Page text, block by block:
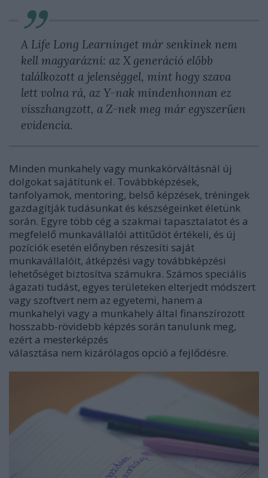
A Life Long Learninget már senkinek nem
kell magyarázni: az X generáció előbb
találkozott a jelenséggel, mint hogy szava
lett volna rá, az Y-nak mindenhonnan ez
visszhangzott, a Z-nek meg már egyszerűen
evidencia.
Minden munkahely vagy munkakörváltásnál új
dolgokat sajátítunk el. Továbbképzések,
tanfolyamok, mentoring, belső képzések, tréningek
gazdagítják tudásunkat és készségeinket életünk
során. Egyre több cég a szakmai tapasztalatot és a
megfelelő munkavállalói attitűdöt értékeli, és új
pozíciók esetén előnyben részesíti saját
munkavállalóit, átképzési vagy továbbképzési
lehetőséget biztosítva számukra. Számos speciális
ágazati tudást, egyes területeken elterjedt módszert
vagy szoftvert nem az egyetemi, hanem a
munkahelyi vagy a munkahely által finanszírozott
hosszabb-rövidebb képzés során tanulunk meg,
ezért a mesterképzés
választása nem kizárólagos opció a fejlődésre.